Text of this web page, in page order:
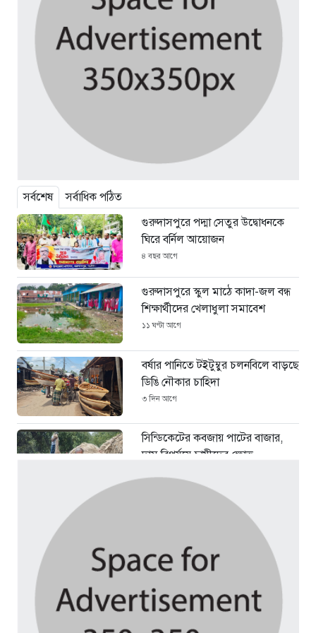
সর্বশেষ
সর্বাধিক পঠিত
গুরুদাসপুরে পদ্মা সেতুর উদ্বোধনকে
ঘিরে বর্নিল আয়োজন
৪ বছর আগে
গুরুদাসপুরে স্কুল মাঠে কাদা-জল বন্ধ
শিক্ষার্থীদের খেলাধুলা সমাবেশ
১১ ঘণ্টা আগে
বর্ষার পানিতে টইটুম্বুর চলনবিলে বাড়ছে
ডিঙি নৌকার চাহিদা
৩ দিন আগে
সিন্ডিকেটের কবজায় পাটের বাজার,
দাম বিপর্যয়ে চাষীদের ক্ষোভ
শঙ্কিত জীবন-অনিরাপদ ব্যবসা প্রতিষ্ঠান
নিরাপত্তা চেয়ে ব্যবসায়ীর সংবাদ
৪ দিন আগে
বর্ষার পানিতে টইটুম্বুর চলনবিলাঞ্চলে
বাড়ছে ডিঙি নৌকার চাহিদা